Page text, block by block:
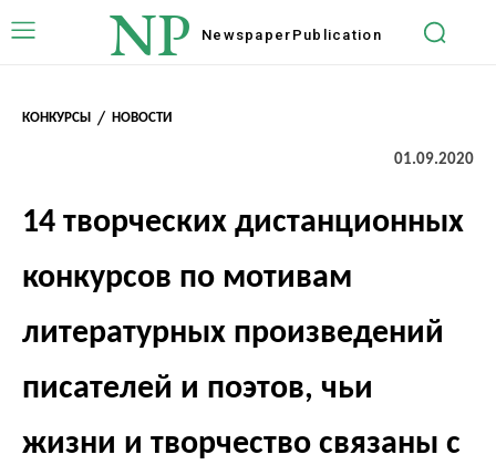
NP Newspaper Publication
КОНКУРСЫ НОВОСТИ
01.09.2020
14 творческих дистанционных
конкурсов по мотивам
литературных произведений
писателей и поэтов, чьи
жизни и творчество связаны с